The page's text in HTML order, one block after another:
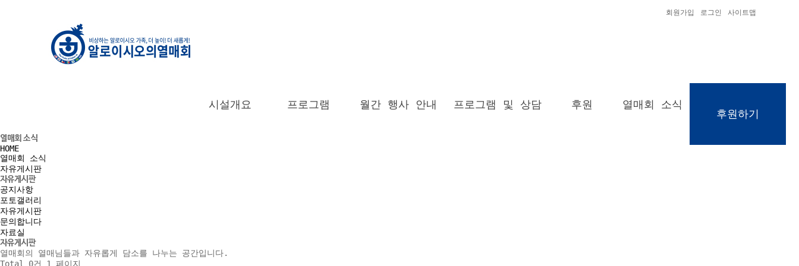
회원가입 로그인 사이트맵
시설개요 프로그램 월간 행사 안내 프로그램 및 상담 후원 열매회 소식
후원하기
열매회 소식
HOME
열매회 소식
자유게시판
자유게시판
공지사항
포토갤러리
자유게시판
문의합니다
자료실
자유게시판
열매회의 열매님들과 자유롭게 담소를 나누는 공간입니다.
Total 0건
1 페이지